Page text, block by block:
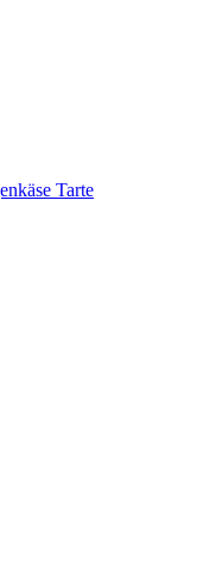
Tarte